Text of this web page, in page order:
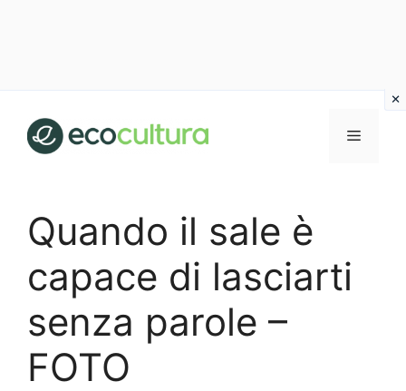
contenuto
MENU
Quando il sale è
capace di lasciarti
senza parole –
FOTO